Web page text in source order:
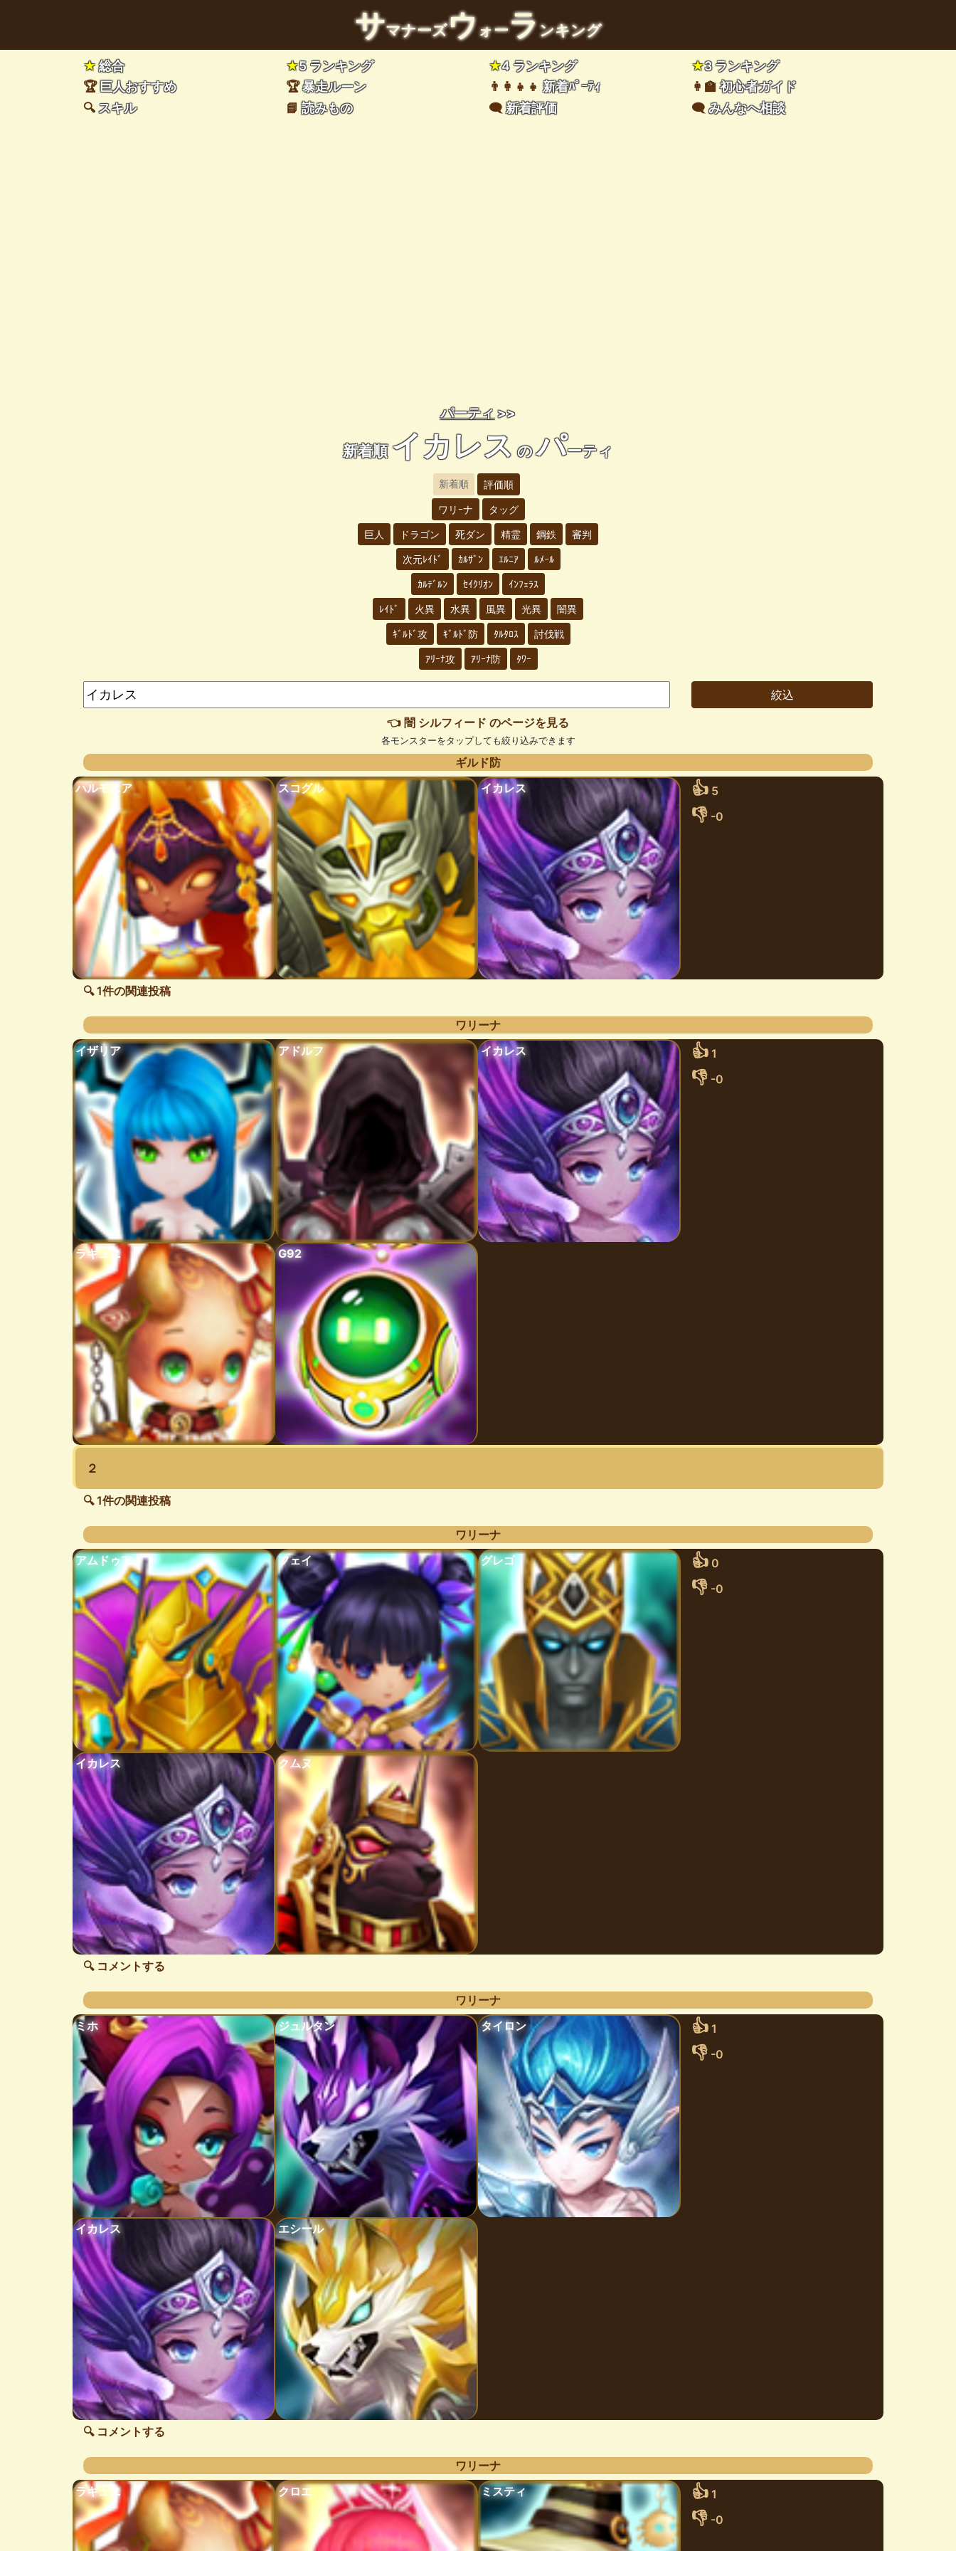
サマナーズウォーランキング
★総合 ★5 ランキング ★4 ランキング ★3 ランキング
🏆 巨人おすすめ 🏆暴走ルーン 👨‍👩‍👧‍👧新着ﾊﾟｰﾃｨ 👩‍🏫初心者ガイド
🔍スキル 📘読みもの 🗨️新着評価 🗨️みんなへ相談
パーティ >>
新着順イカレス のパーティ
新着順 評価順
ワリｰナ タッグ
巨人 ドラゴン 死ダン 精霊 鋼鉄 審判
次元ﾚｲﾄﾞ ｶﾙｻﾞﾝ ｴﾙﾆｱ ﾙﾒｰﾙ
ｶﾙﾃﾞﾙﾝ ｾｲｸﾘｵﾝ ｲﾝﾌｪﾗｽ
ﾚｲﾄﾞ 火異 水異 風異 光異 闇異
ｷﾞﾙﾄﾞ攻 ｷﾞﾙﾄﾞ防 ﾀﾙﾀﾛｽ 討伐戦
ｱﾘｰﾅ攻 ｱﾘｰﾅ防 ﾀﾜｰ
👈 闇 シルフィード のページを見る
各モンスターをタップしても絞り込みできます
ギルド防
ハルモニア
スコグル イカレス 👍 5
👎 -0
🔍 1件の関連投稿
ワリーナ
イザリア
アドルフ イカレス 👍 1
👎 -0
ラキュニ G92
２
🔍 1件の関連投稿
ワリーナ
アムドゥアト
フェイ グレゴ 👍 0
👎 -0
イカレス クムヌ
🔍 コメントする
ワリーナ
ミホ
ジュルタン タイロン 👍 1
👎 -0
イカレス エシール
🔍 コメントする
ワリーナ
ラキュニ
クロエ ミスティ 👍 1
👎 -0